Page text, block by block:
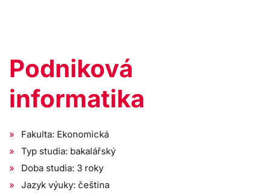
Podniková
informatika
Fakulta: Ekonomická
Typ studia: bakalářský
Doba studia: 3 roky
Jazyk výuky: čeština